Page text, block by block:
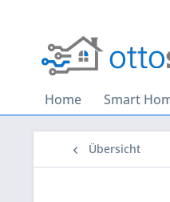
Home Smart
Übersicht